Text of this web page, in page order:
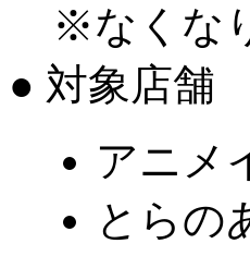
※なくな
● 対象店舗
アニメ
とらの